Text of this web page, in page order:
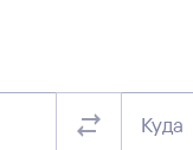
Куда